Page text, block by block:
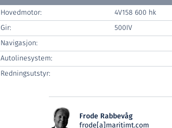
Hovedmotor: 4V158 600 hk
Gir:
500IV
Navigasjon:
Autolinesystem:
Redningsutstyr:
Frode Rabbevåg
frode[a]maritimt.com